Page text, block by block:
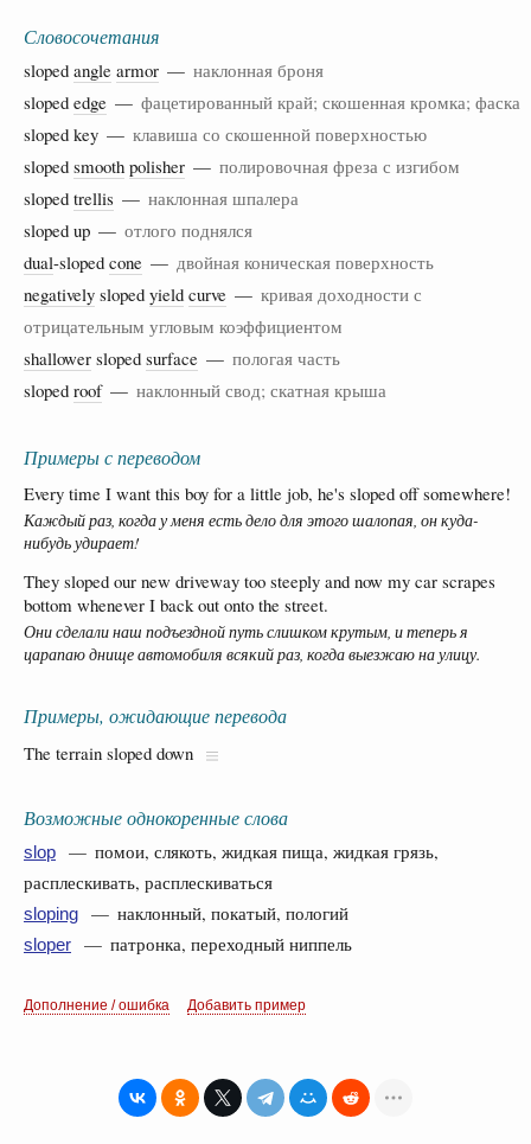
Словосочетания
sloped angle armor — наклонная броня
sloped edge — фацетированный край; скошенная кромка; фаска
sloped key — клавиша со скошенной поверхностью
sloped smooth polisher — полировочная фреза с изгибом
sloped trellis — наклонная шпалера
sloped up — отлого поднялся
dual-sloped cone — двойная коническая поверхность
negatively sloped yield curve — кривая доходности с
отрицательным угловым коэффициентом
shallower sloped surface — пологая часть
sloped roof— наклонный свод; скатная крыша
Примеры с переводом
Every time I want this boy for a little job, he's sloped off somewhere!
Каждый раз, когда у меня есть дело для этого шалопая, он куда-
нибудь удирает!
They sloped our new driveway too steeply and now my car scrapes
bottom whenever I back out onto the street.
Они сделали наш подъездной путь слишком крутым, и теперь я
царапаю днище автомобиля всякий раз, когда выезжаю на улицу.
Примеры, ожидающие перевода
The terrain sloped down
Возможные однокоренные слова
slop
— помои, слякоть, жидкая пища, жидкая грязь,
расплескивать, расплескиваться
sloping — наклонный, покатый, пологий
sloper — патронка, переходный ниппель
Дополнение / ошибка Добавить пример